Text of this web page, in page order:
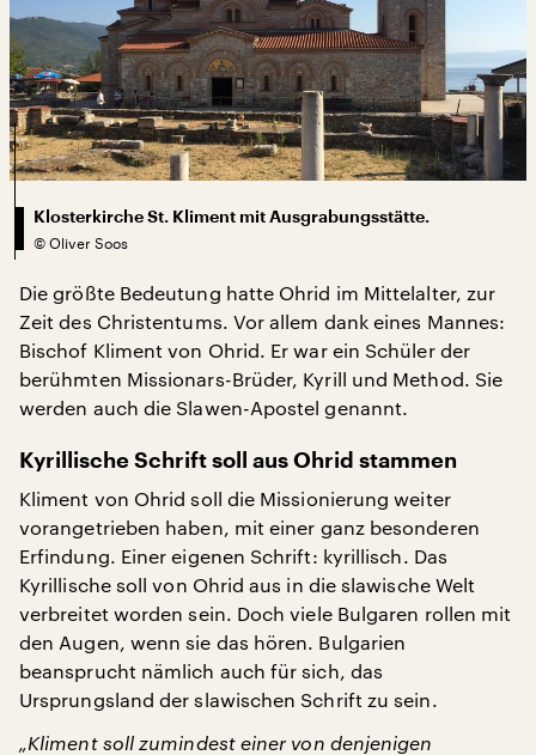
Klosterkirche St. Kliment mit Ausgrabungsstätte.
© Oliver Soos
Die größte Bedeutung hatte Ohrid im Mittelalter, zur
Zeit des Christentums. Vor allem dank eines Mannes:
Bischof Kliment von Ohrid. Er war ein Schüler der
berühmten Missionars-Brüder, Kyrill und Method. Sie
werden auch die Slawen-Apostel genannt.
Kyrillische Schrift soll aus Ohrid stammen
Kliment von Ohrid soll die Missionierung weiter
vorangetrieben haben, mit einer ganz besonderen
Erfindung. Einer eigenen Schrift: kyrillisch. Das
Kyrillische soll von Ohrid aus in die slawische Welt
verbreitet worden sein. Doch viele Bulgaren rollen mit
den Augen, wenn sie das hören. Bulgarien
beansprucht nämlich auch für sich, das
Ursprungsland der slawischen Schrift zu sein.
„Kliment soll zumindest einer von denjenigen